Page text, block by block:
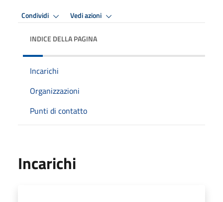
Condividi Vedi azioni
INDICE DELLA PAGINA
Incarichi
Organizzazioni
Punti di contatto
Incarichi